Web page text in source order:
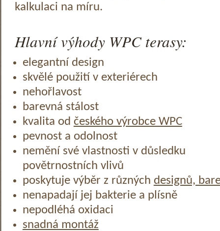
kalkulaci na míru.
Hlavní výhody WPC terasy:
elegantní design
skvělé použití v exteriérech
nehořlavost
barevná stálost
kvalita od českého výrobce WPC
pevnost a odolnost
nemění své vlastnosti v důsledku
povětrnostních vlivů
poskytuje výběr z různých designů,
nenapadají jej bakterie a plísně
nepodléhá oxidaci
snadná montáž